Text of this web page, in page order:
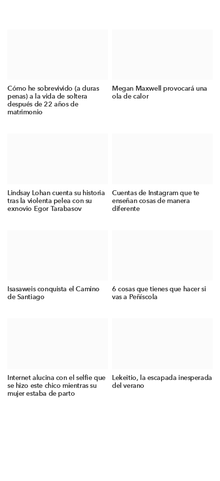
Cómo he sobrevivido (a duras
penas) a la vida de soltera
después de 22 años de
matrimonio
Megan Maxwell provocará una
ola de calor
Lindsay Lohan cuenta su historia
tras la violenta pelea con su
exnovio Egor Tarabasov
Cuentas de Instagram que te
enseñan cosas de manera
diferente
Isasaweis conquista el Camino
de Santiago
6 cosas que tienes que hacer si
vas a Peñíscola
Internet alucina con el selfie que
se hizo este chico mientras su
mujer estaba de parto
Lekeitio, la escapada inesperada
del verano